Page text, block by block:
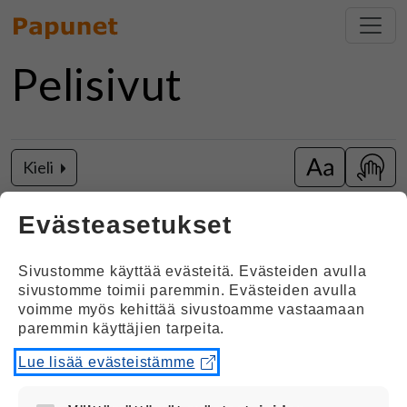
Pelisivut
Kieli
Vaihda isot
Joulupukin pajassa
Evästeasetukset
Sivustomme käyttää evästeitä. Evästeiden avulla
sivustomme toimii paremmin. Evästeiden avulla
voimme myös kehittää sivustoamme vastaamaan
paremmin käyttäjien tarpeita.
Lue lisää evästeistämme